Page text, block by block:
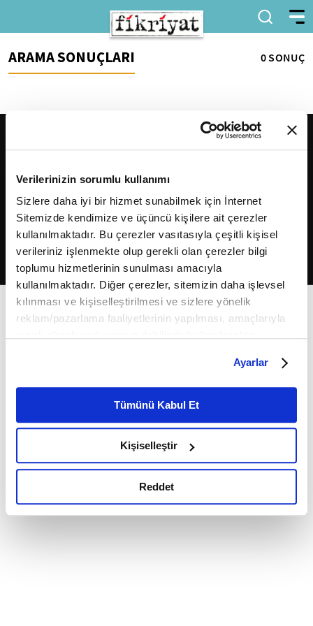
Verilerinizin sorumlu kullanımı
Sizlere daha iyi bir hizmet sunabilmek için İnternet
Sitemizde kendimize ve üçüncü kişilere ait çerezler
kullanılmaktadır. Bu çerezler vasıtasıyla çeşitli kişisel
verileriniz işlenmekte olup gerekli olan çerezler bilgi
toplumu hizmetlerinin sunulması amacıyla
kullanılmaktadır. Diğer çerezler, sitemizin daha işlevsel
kılınması ve kişiselleştirilmesi ve sizlere yönelik
reklam/pazarlama faaliyetlerinin yapılması, amaçlarıyla
belirleyebilirsiniz. Çerezlere ilişkin detaylı bilgi için
Ayarlar butonuna tıklayabilir,Çerez Bilgilendirme
Metnimizi ziyaret edebilirsiniz.
6698 sayılı Kişisel Verilerin Korunması Kanunu uyarınca
okumak ve sitemizi ziyaretiniz kapsamında
gerçekleştirilen veri işleme faaliyetleri ile ilgili daha
detaylı bilgi almak için lütfentıklayınız.
Ayarlar
Tümünü Kabul Et
Kişiselleştir
Reddet
ARAMA SONUÇLARI 0 SONUÇ
2026Fikriyat. Tüm hakları saklıdır.